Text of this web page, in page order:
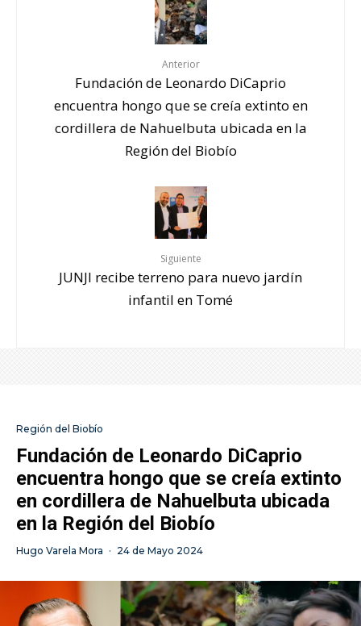
Anterior
Fundación de Leonardo DiCaprio
encuentra hongo que se creía extinto en
cordillera de Nahuelbuta ubicada en la
Región del Biobío
Siguiente
JUNJI recibe terreno para nuevo jardín
infantil en Tomé
Región del Biobío
Fundación de Leonardo DiCaprio
encuentra hongo que se creía extinto
en cordillera de Nahuelbuta ubicada
en la Región del Biobío
Hugo Varela Mora · 24 de Mayo 2024